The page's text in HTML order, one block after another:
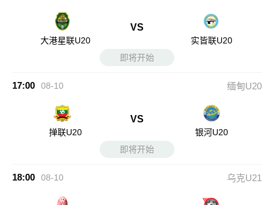
大港星联U20
VS
实皆联U20
即将开始
17:00 08-10 缅甸U20
掸联U20
VS
银河U20
即将开始
18:00 08-10 乌克U21